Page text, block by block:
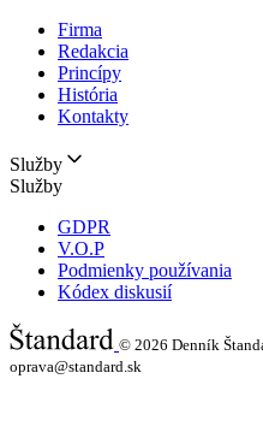
Firma
Redakcia
Princípy
História
Kontakty
Služby
Služby
GDPR
V.O.P
Podmienky používania
Kódex diskusií
© 2026 Denník
oprava@standard.sk